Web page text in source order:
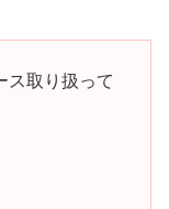
ス取り扱って